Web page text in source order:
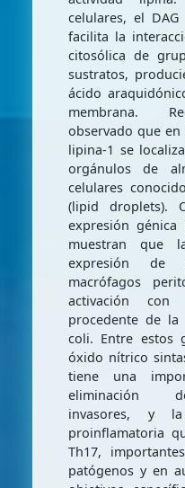
celulares, el
facilita la
citosólica de
sustratos,
ácido
membrana.
observado que
lipina-1 se
orgánulos de
celulares
(lipid droplets).
expresión génica
muestran que
expresión de
macrófagos
activación con
procedente de la
coli. Entre estos
óxido nítrico
tiene una
eliminación
invasores, y
proinflamatoria
Th17,
patógenos y en